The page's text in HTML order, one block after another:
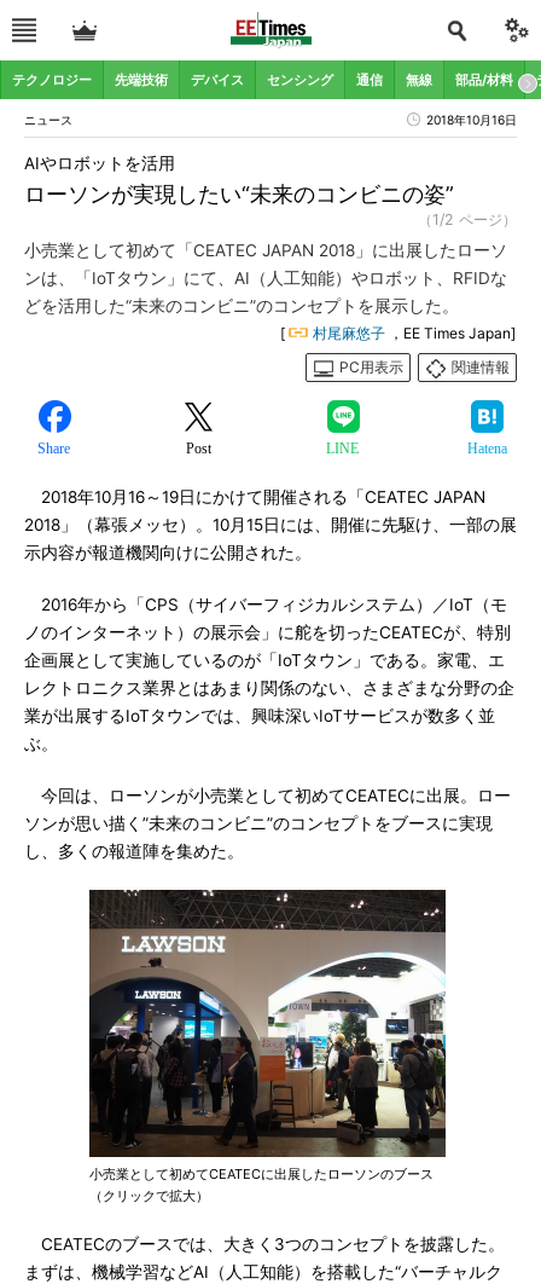
テクノロジー 先端技術 デバイス センシング 通信 無線 部品/材料
ニュース 2018年10月16日
ローソンが実現したい“未来のコンビニの姿”
AIやロボットを活用
（1/2 ページ）
小売業として初めて「CEATEC JAPAN 2018」に出展したローソ
ンは、「IoTタウン」にて、AI（人工知能）やロボット、RFIDな
どを活用した“未来のコンビニ”のコンセプトを展示した。
[ 村尾麻悠子 ，EE Times Japan]
PC用表示
関連情報
Share Post LINE Hatena
2018年10月16～19日にかけて開催される「CEATEC JAPAN
2018」（幕張メッセ）。10月15日には、開催に先駆け、一部の展
示内容が報道機関向けに公開された。
2016年から「CPS（サイバーフィジカルシステム）／IoT（モ
ノのインターネット）の展示会」に舵を切ったCEATECが、特別
企画展として実施しているのが「IoTタウン」である。家電、エ
レクトロニクス業界とはあまり関係のない、さまざまな分野の企
業が出展するIoTタウンでは、興味深いIoTサービスが数多く並
ぶ。
今回は、ローソンが小売業として初めてCEATECに出展。ロー
ソンが思い描く”未来のコンビニ”のコンセプトをブースに実現
し、多くの報道陣を集めた。
小売業として初めてCEATECに出展したローソンのブース
（クリックで拡大）
CEATECのブースでは、大きく3つのコンセプトを披露した。
まずは、機械学習などAI（人工知能）を搭載した“バーチャルク